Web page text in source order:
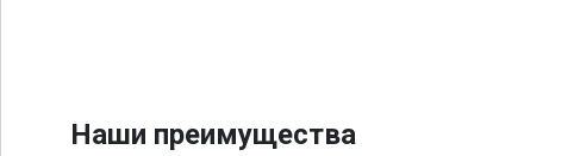
Наши преимущества